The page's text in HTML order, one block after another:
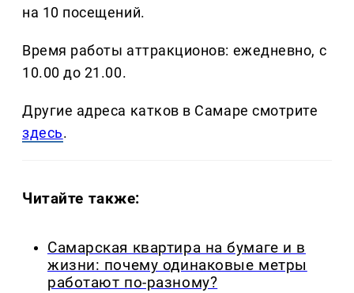
на 10 посещений.
Время работы аттракционов: ежедневно, с
10.00 до 21.00.
Другие адреса катков в Самаре смотрите
здесь.
Читайте также:
Самарская квартира на бумаге и в
жизни: почему одинаковые метры
работают по-разному?